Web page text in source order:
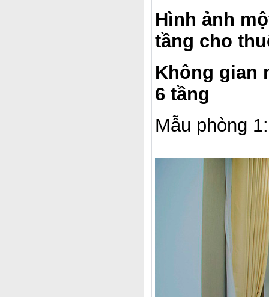
Hình ảnh
tầng cho
Không gian
6 tầng
Mẫu phòng